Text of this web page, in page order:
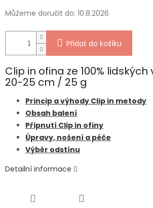
Můžeme doručit do: 10.8.2026
Přidat do košíku
Clip in ofina ze 100% lidských
20-25 cm / 25 g
Princip a výhody Clip in metody
Obsah balení
Připnutí Clip in ofiny
Úpravy, nošení a péče
Výběr odstínu
Detailní informace